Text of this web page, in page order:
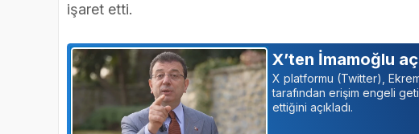
işaret etti.
X’ten İmamoğlu
X platformu (Twitter),
tarafından erişim engeli
ettiğini açıkladı.